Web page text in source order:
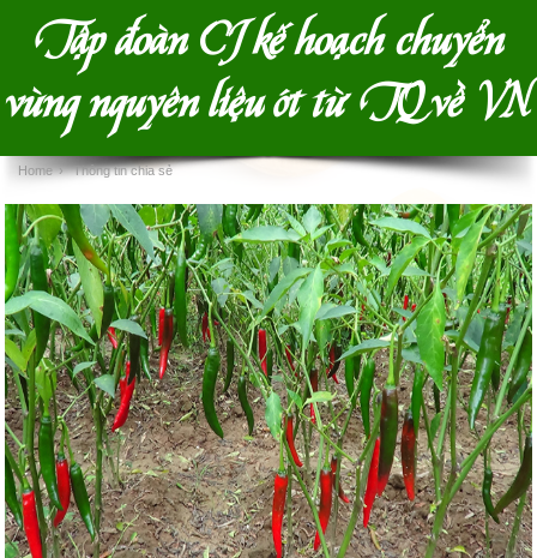
Tập đoàn CJ kế hoạch chuyển
vùng nguyên liệu ớt từ TQ về VN
Home › Thông tin chia sẻ